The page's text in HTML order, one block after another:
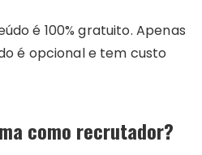
é 100% gratuito. Apenas
é opcional e tem custo
como recrutador?